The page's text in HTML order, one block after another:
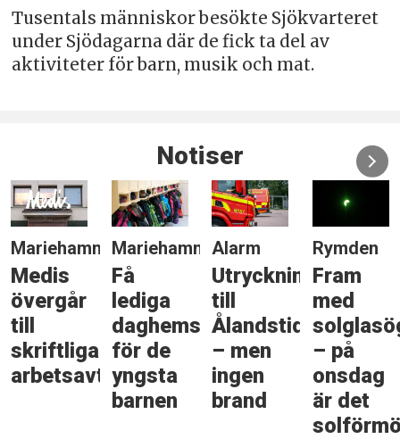
Tusentals människor besökte Sjökvarteret
under Sjödagarna där de fick ta del av
aktiviteter för barn, musik och mat.
Notiser
Mariehamn
Få
lediga
daghemsplatser
för de
yngsta
Alarm
Utryckning
till
Ålandstidningen
– men
ingen
brand
Rymden
Fram
med
solglasögonen
– på
onsdag
är det
solförmörkelse
Politik
besöker
Åland